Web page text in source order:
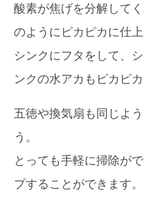
酸素が焦げを分解して
のようにピカピカに仕上
シンクにフタをして、
ンクの水アカもピカピ
五徳や換気扇も同じよ
う。
とっても手軽に掃除が
プすることができます。